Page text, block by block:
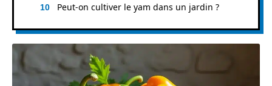
Peut-on cultiver le yam dans un jardin ?